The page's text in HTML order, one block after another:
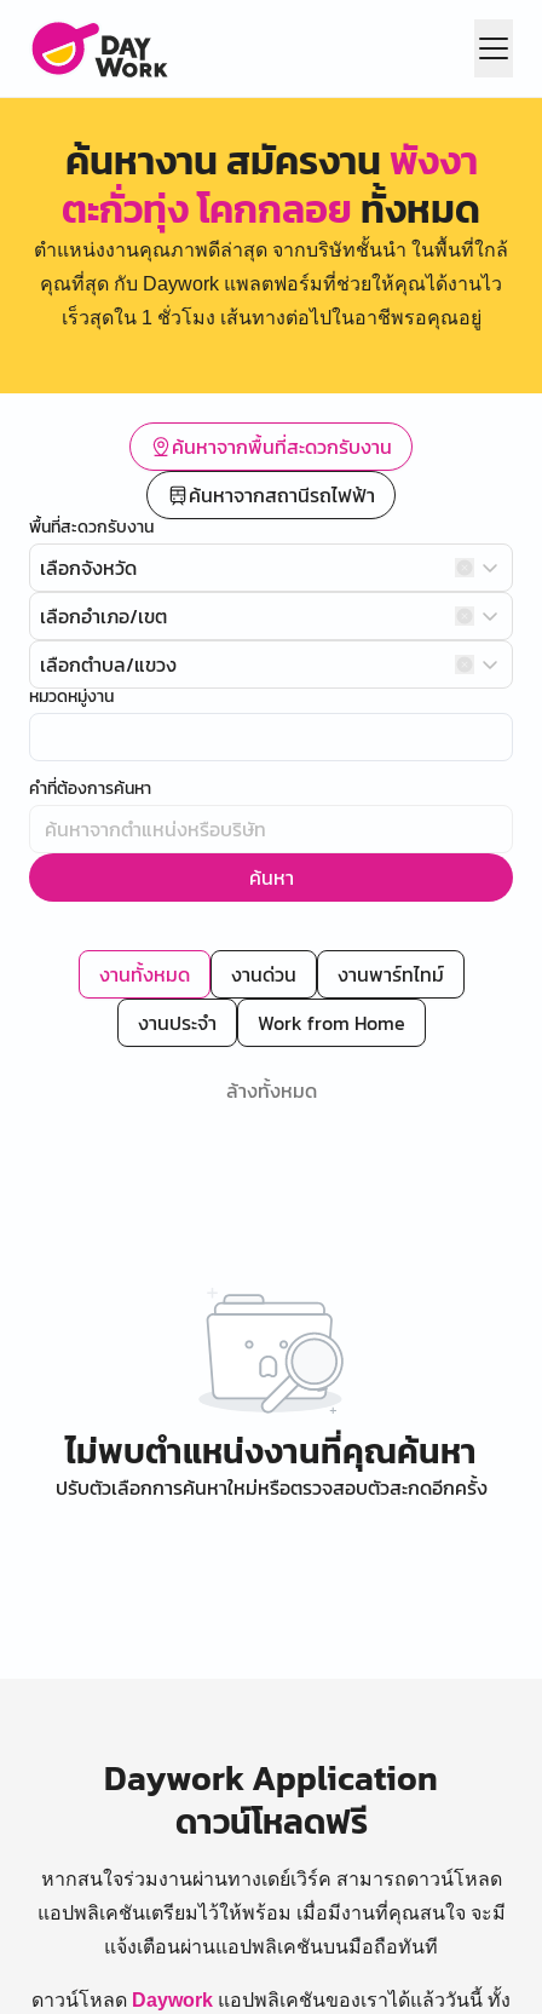
ค้นหางาน สมัครงานพังงา
ตะกั่วทุ่ง โคกกลอยทั้งหมด
ตำแหน่งงานคุณภาพดีล่าสุด จากบริษัทชั้นนำ ในพื้นที่ใกล้
คุณที่สุด กับ Daywork แพลตฟอร์มที่ช่วยให้คุณได้งานไว
เร็วสุดใน 1 ชั่วโมง เส้นทางต่อไปในอาชีพรอคุณอยู่
ค้นหาจากพื้นที่สะดวกรับงาน
ค้นหาจากสถานีรถไฟฟ้า
พื้นที่สะดวกรับงาน
เลือกจังหวัด
เลือกอำเภอ/เขต
เลือกตำบล/แขวง
หมวดหมู่งาน
คำที่ต้องการค้นหา
ค้นหา
งานทั้งหมด งานด่วน
งานพาร์ทไทม์
งานประจำ
Work from Home
ล้างทั้งหมด
ไม่พบตำแหน่งงานที่คุณค้นหา
ปรับตัวเลือกการค้นหาใหม่หรือตรวจสอบตัวสะกดอีกครั้ง
Daywork Application
ดาวน์โหลดฟรี
หากสนใจร่วมงานผ่านทางเดย์เวิร์ค สามารถดาวน์โหลด
แอปพลิเคชันเตรียมไว้ให้พร้อม เมื่อมีงานที่คุณสนใจ จะมี
แจ้งเตือนผ่านแอปพลิเคชันบนมือถือทันที
ดาวน์โหลด Daywork แอปพลิเคชันของเราได้แล้ววันนี้ ทั้ง